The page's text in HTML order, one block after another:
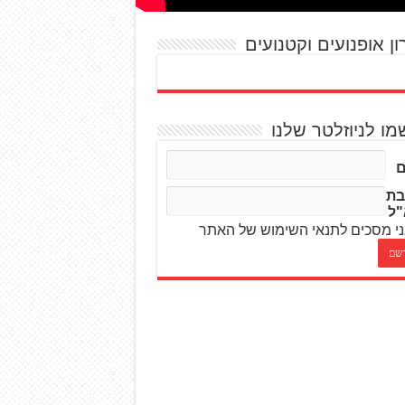
אופנועים וקטנועים
לניוזלטר שלנו
מסכים לתנאי השימוש של האתר